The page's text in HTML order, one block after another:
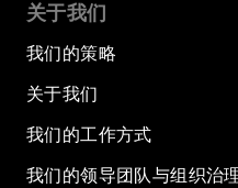
关于我们
我们的策略
关于我们
我们的工作方式
我们的领导团队与组织治